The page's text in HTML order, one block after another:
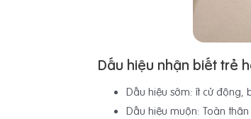
Dấu hiệu nhận biết trẻ
Dấu hiệu sớm: ít cử động,
Dấu hiệu muộn: Toàn